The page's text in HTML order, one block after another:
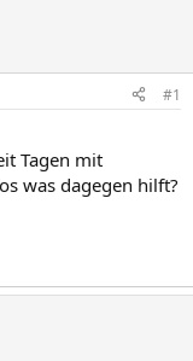
#1
Tagen mit
was dagegen hilft?